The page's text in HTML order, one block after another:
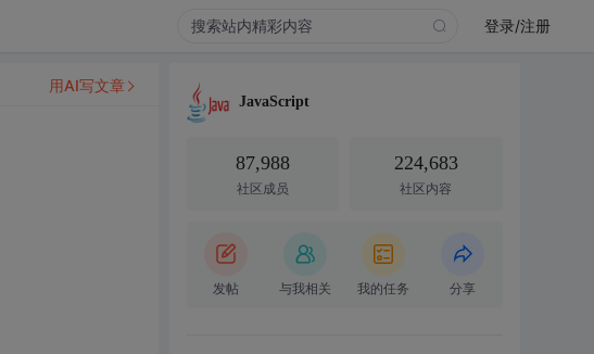
登录/注册
用AI写文章
JavaScript
87,988
社区成员
224,683
社区内容
发帖 与我相关 我的任务 分享